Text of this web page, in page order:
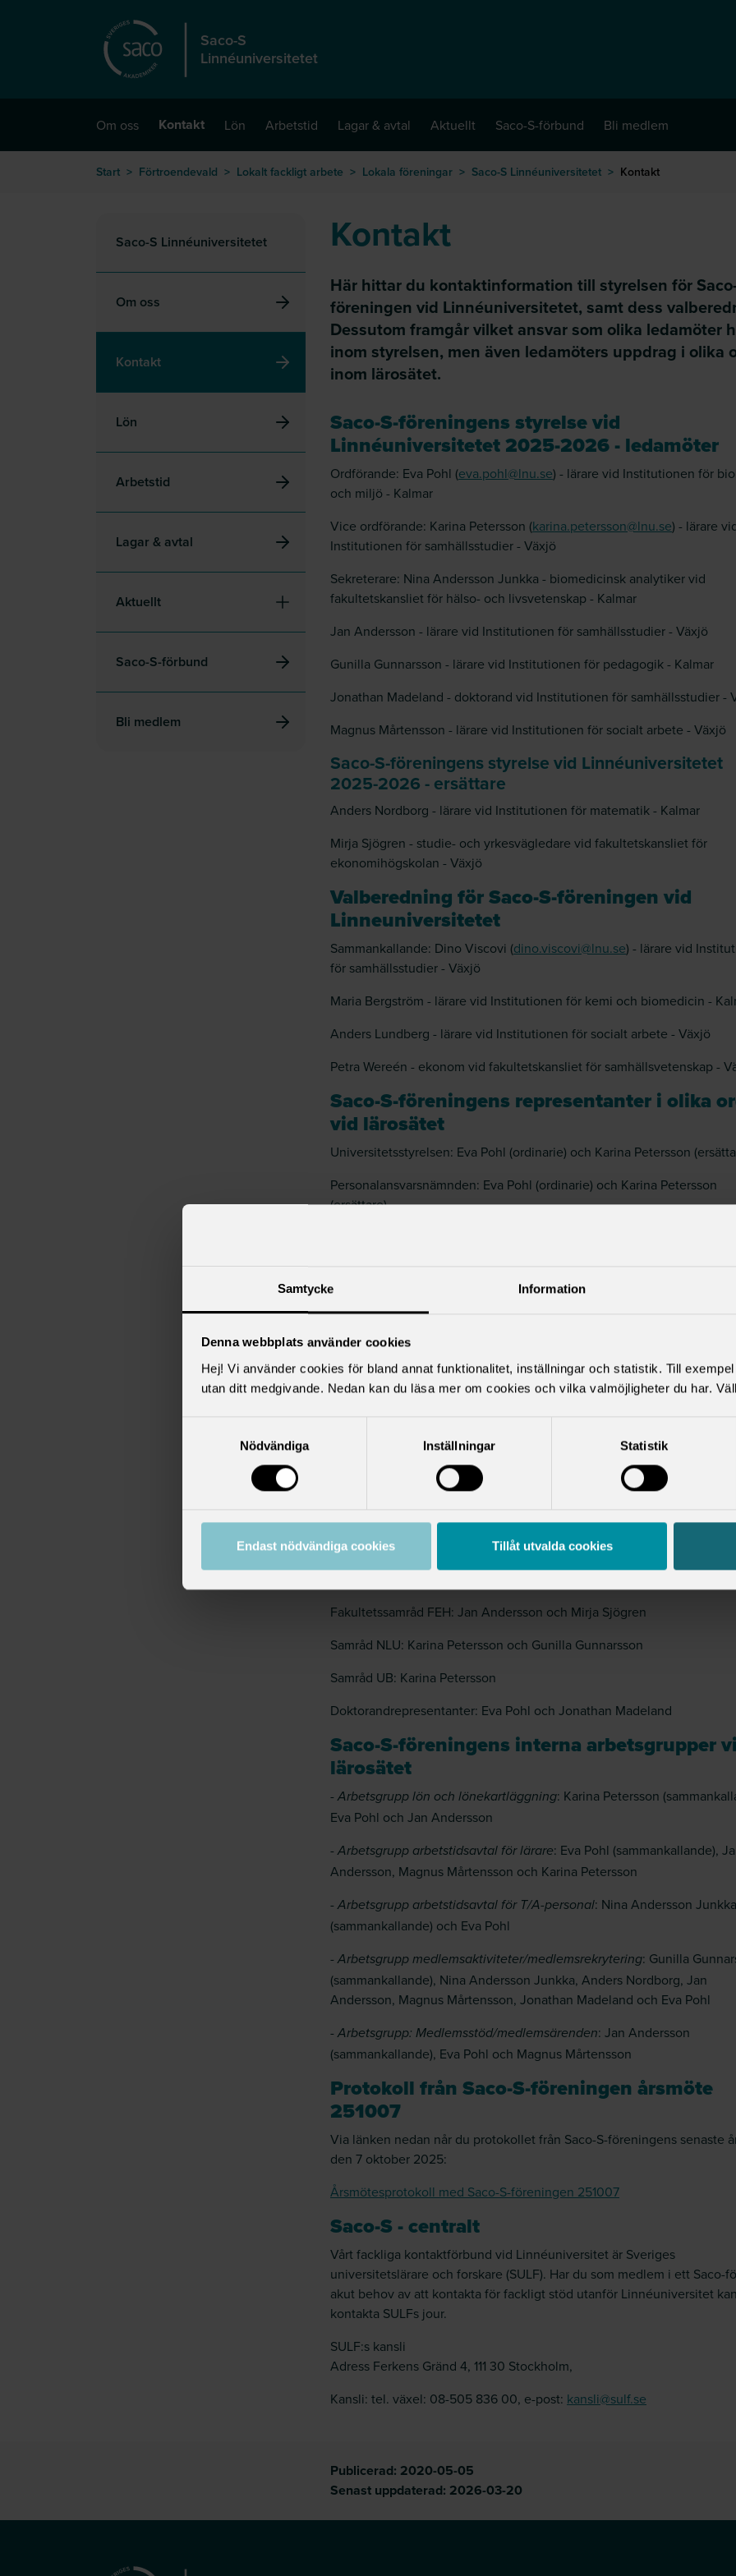
Samtycke Information
Denna webbplats använder cookies
Hej! Vi använder cookies för bland annat funktionalitet, inställningar och statistik. Till
utan ditt medgivande. Nedan kan du läsa mer om cookies och vilka valmöjligheter du har.
Nödvändiga
Inställningar Statistik
Endast nödvändiga cookies Tillåt utvalda cookies
Saco-S
Linnéuniversitetet
Om oss Kontakt Lön Arbetstid Lagar & avtal Aktuellt Saco-S-förbund
Bli medlem
Start > Förtroendevald > Lokalt fackligt arbete > Lokala föreningar > Saco-S Linnéuniversitetet > Kontakt
Saco-S Linnéuniversitetet
Om oss
Kontakt
Lön
Arbetstid
Lagar & avtal
Aktuellt
Saco-S-förbund
Bli medlem
Kontakt
Här hittar du kontaktinformation till styrelsen för
föreningen vid Linnéuniversitetet, samt dess
Dessutom framgår vilket ansvar som olika ledamöter
inom styrelsen, men även ledamöters uppdrag i olika
inom lärosätet.
Saco-S-föreningens styrelse vid
Linnéuniversitetet 2025-2026 - ledamöter
Ordförande: Eva Pohl (eva.pohl@lnu.se) - lärare vid Institutionen för
och miljö - Kalmar
Vice ordförande: Karina Petersson (karina.petersson@lnu.se) - lärare
Institutionen för samhällsstudier - Växjö
Sekreterare: Nina Andersson Junkka - biomedicinsk analytiker vid
fakultetskansliet för hälso- och livsvetenskap - Kalmar
Jan Andersson - lärare vid Institutionen för samhällsstudier - Växjö
Gunilla Gunnarsson - lärare vid Institutionen för pedagogik - Kalmar
Jonathan Madeland - doktorand vid Institutionen för samhällsstudier -
Magnus Mårtensson - lärare vid Institutionen för socialt arbete - Växjö
Saco-S-föreningens styrelse vid Linnéuniversitetet
2025-2026 - ersättare
Anders Nordborg - lärare vid Institutionen för matematik - Kalmar
Mirja Sjögren - studie- och yrkesvägledare vid fakultetskansliet för
ekonomihögskolan - Växjö
Valberedning för Saco-S-föreningen vid
Linneuniversitetet
Sammankallande: Dino Viscovi (dino.viscovi@lnu.se) - lärare vid
för samhällsstudier - Växjö
Maria Bergström - lärare vid Institutionen för kemi och biomedicin -
Anders Lundberg - lärare vid Institutionen för socialt arbete - Växjö
Petra Wereén - ekonom vid fakultetskansliet för samhällsvetenskap -
Saco-S-föreningens representanter i olika
vid lärosätet
Universitetsstyrelsen: Eva Pohl (ordinarie) och Karina Petersson
Personalansvarsnämnden: Eva Pohl (ordinarie) och Karina Petersson
(ersättare)
Andersson
Fakultetssamråd FKH: Gunilla Gunnarsson
Fakultetssamråd FTK: Magnus Mårtensson, Anders Nordborg och Jan
Andersson
Fakultetssamråd FHL: Eva Pohl och Nina Andersson Junkka
Fakultetssamråd FEH: Jan Andersson och Mirja Sjögren
Samråd NLU: Karina Petersson och Gunilla Gunnarsson
Samråd UB: Karina Petersson
Doktorandrepresentanter: Eva Pohl och Jonathan Madeland
Saco-S-föreningens interna arbetsgrupper
lärosätet
-Arbetsgrupp lön och lönekartläggning: Karina Petersson
Eva Pohl och Jan Andersson
-Arbetsgrupp arbetstidsavtal för lärare: Eva Pohl (sammankallande),
Andersson, Magnus Mårtensson och Karina Petersson
-Arbetsgrupp arbetstidsavtal för T/A-personal: Nina Andersson Junkka
(sammankallande) och Eva Pohl
-Arbetsgrupp medlemsaktiviteter/medlemsrekrytering: Gunilla
(sammankallande), Nina Andersson Junkka, Anders Nordborg, Jan
Andersson, Magnus Mårtensson, Jonathan Madeland och Eva Pohl
- Arbetsgrupp: Medlemsstöd/medlemsärenden: Jan Andersson
(sammankallande), Eva Pohl och Magnus Mårtensson
Protokoll från Saco-S-föreningen årsmöte
251007
Via länken nedan når du protokollet från Saco-S-föreningens senaste
den 7 oktober 2025:
Årsmötesprotokoll med Saco-S-föreningen 251007
Saco-S - centralt
Vårt fackliga kontaktförbund vid Linnéuniversitet är Sveriges
universitetslärare och forskare (SULF). Har du som medlem i ett Saco-
akut behov av att kontakta för fackligt stöd utanför Linnéuniversitet
kontakta SULFs jour.
SULF:s kansli
Adress Ferkens Gränd 4, 111 30 Stockholm,
Kansli: tel. växel: 08-505 836 00, e-post: kansli@sulf.se
Publicerad: 2020-05-05
Senast uppdaterad: 2026-03-20